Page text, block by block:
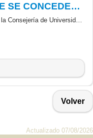
RESOLUCIÓN POR LA QUE SE CONCEDEN SUBVENCIONES PARA LA EJECUCIÓN DEL PROYECTO SPAIN LIVING LAB, (RETECH), CONTRIBUYENDO A HITOS Y OBJETIVOS DEL COMPONENTE 16 (PRTR), FINANCIADO POR LA U.E - NEXT GENERATION EU, EJERCICIO 2024-2025.
Resolución nº 494/2024 de 13 de junio de la Consejería de Universidades, Ciencia e Innovación y Cultura por la que se conceden subvenciones para la ejecución del proyecto Spain Living Lab, aprobado por el marco del programa de redes territoriales de especialización tecnológica (RETECH)
Volver
Actualizado 07/08/2026